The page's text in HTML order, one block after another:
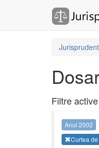
Filtre active
Anul 2002
Curtea